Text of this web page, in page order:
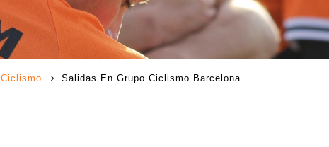
Ciclismo Salidas En Grupo Ciclismo Barcelona